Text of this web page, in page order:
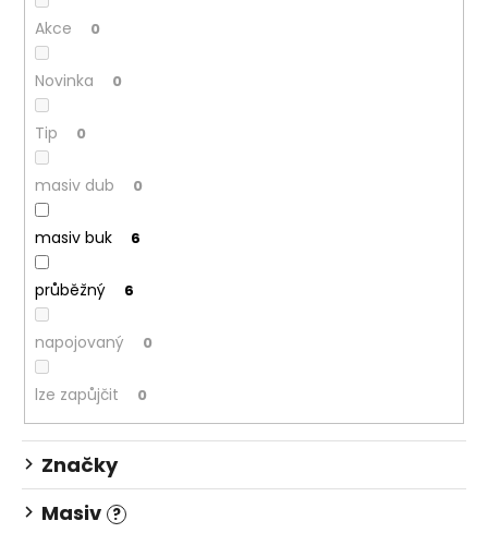
d
u
k
ů
Akce 0
Novinka 0
Tip 0
masiv dub 0
masiv buk 6
průběžný 6
napojovaný 0
lze zapůjčit 0
Značky
Masiv ?
D
o
p
o
u
u
m
STOLOVÁ
HALIFAX
PŘÍRODNÍ